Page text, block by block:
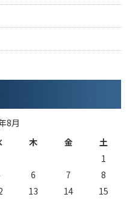
8月
木 金 土
1
6 7
8
13 14
15